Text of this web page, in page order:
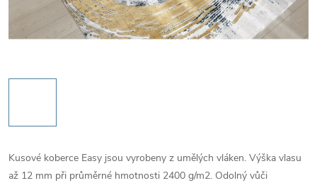
Kusové koberce Easy jsou vyrobeny z umělých vláken. Výška vlasu
až 12 mm při průměrné hmotnosti 2400 g/m2. Odolný vůči